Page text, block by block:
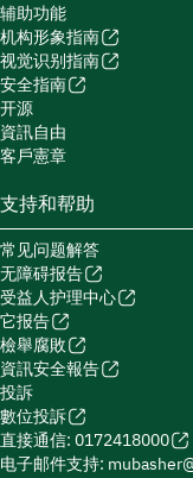
辅助功能
机构形象指南
视觉识别指南
安全指南
开源
資訊自由
客戶憲章
支持和帮助
常见问题解答
无障碍报告
受益人护理中心
它报告
檢舉腐敗
資訊安全報告
投訴
數位投訴
直接通信: 0172418000
电子邮件支持: